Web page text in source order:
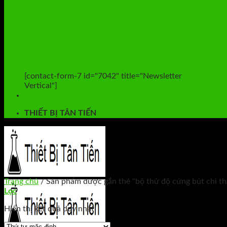
[contact-form-7 id="7042" title="Newsletter
Vertical"]
THIẾT BỊ TÂN TIẾN
Trang chủ /Sản phẩm được gắn thẻ “bộ thử độ cứng bút chì
Lọc
Hiển thị kết quả duy nhất